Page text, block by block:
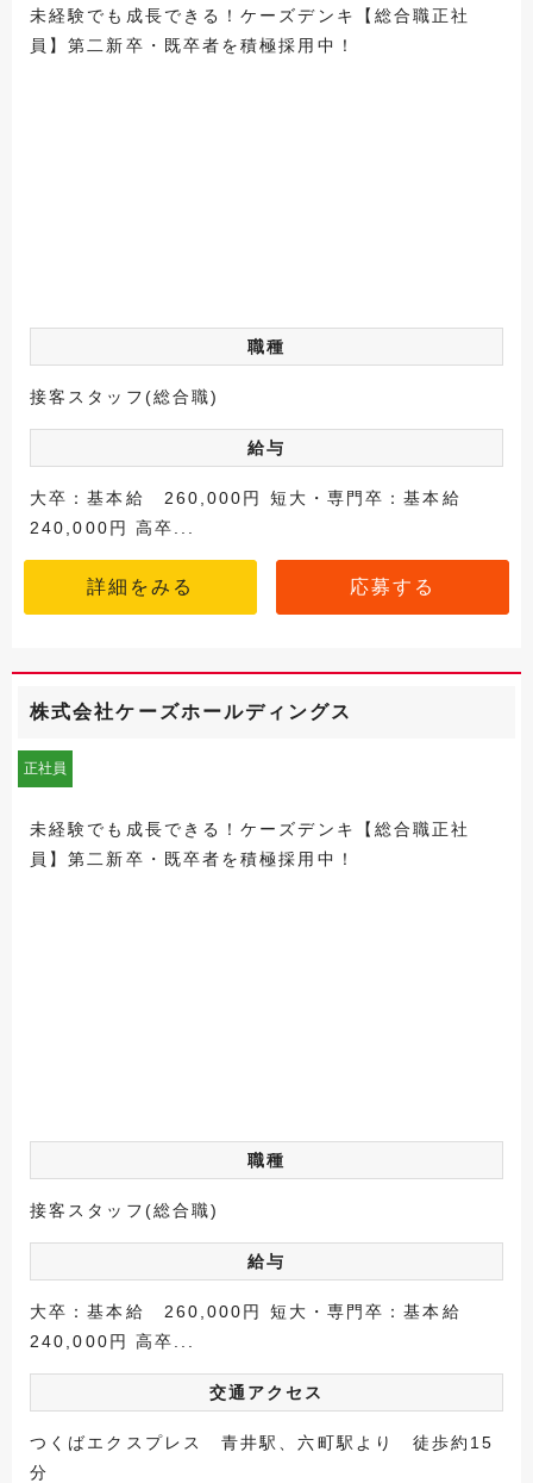
未経験でも成長できる！ケーズデンキ【総合職正社
員】第二新卒・既卒者を積極採用中！
職種
接客スタッフ(総合職)
給与
大卒：基本給 260,000円 短大・専門卒：基本給
240,000円 高卒...
詳細をみる 応募する
株式会社ケーズホールディングス
正社員
未経験でも成長できる！ケーズデンキ【総合職正社
員】第二新卒・既卒者を積極採用中！
職種
接客スタッフ(総合職)
給与
大卒：基本給 260,000円 短大・専門卒：基本給
240,000円 高卒...
交通アクセス
つくばエクスプレス 青井駅、六町駅より 徒歩約15
分